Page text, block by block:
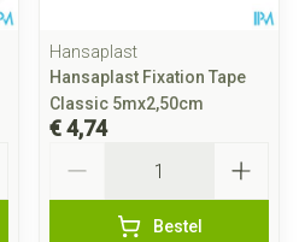
Hansaplast
Hansaplast Fixation Tape
Classic 5mx2,50cm
€ 4,74
Bestel